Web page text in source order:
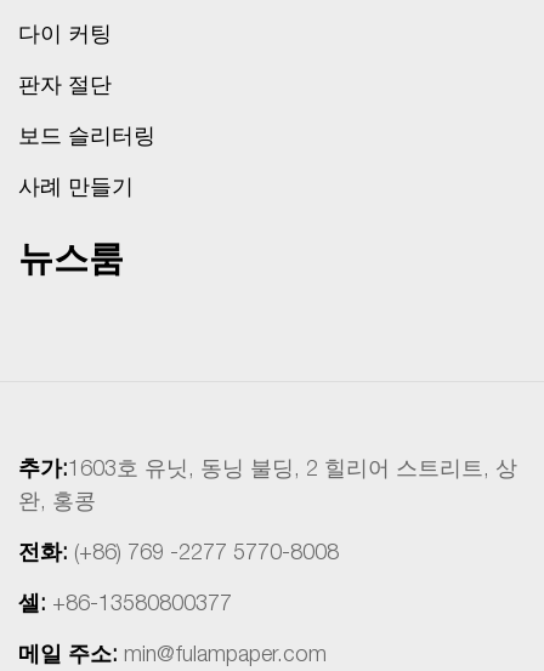
다이 커팅
판자 절단
보드 슬리터링
사례 만들기
뉴스룸
추가:1603호 유닛, 동닝 불딩, 2 힐리어 스트리트, 상
완, 홍콩
전화: (+86) 769 -2277 5770-8008
셀: +86-13580800377
메일 주소: min@fulampaper.com